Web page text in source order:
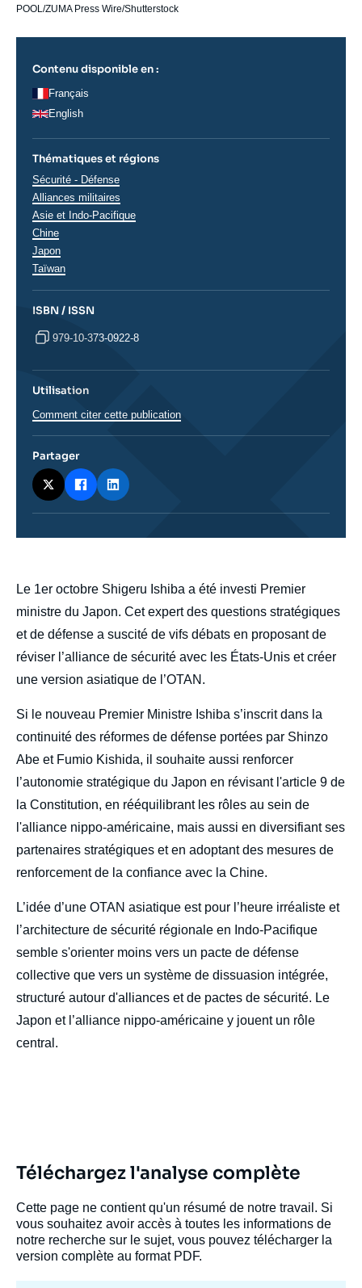
POOL/ZUMA Press Wire/Shutterstock
body
Le 1er octobre Shigeru Ishiba a été investi Premier
ministre du Japon. Cet expert des questions stratégiques
et de défense a suscité de vifs débats en proposant de
réviser l’alliance de sécurité avec les États-Unis et créer
une version asiatique de l’OTAN.
Si le nouveau Premier Ministre Ishiba s’inscrit dans la
continuité des réformes de défense portées par Shinzo
Abe et Fumio Kishida, il souhaite aussi renforcer
l’autonomie stratégique du Japon en révisant l'article 9 de
la Constitution, en rééquilibrant les rôles au sein de
l'alliance nippo-américaine, mais aussi en diversifiant ses
partenaires stratégiques et en adoptant des mesures de
renforcement de la confiance avec la Chine.
L’idée d’une OTAN asiatique est pour l’heure irréaliste et
l’architecture de sécurité régionale en Indo-Pacifique
semble s'orienter moins vers un pacte de défense
collective que vers un système de dissuasion intégrée,
structuré autour d'alliances et de pactes de sécurité. Le
Japon et l’alliance nippo-américaine y jouent un rôle
central.
Contenu disponible en :
Français
English
Thématiques et régions
Thématiques
analyses
Sécurité - Défense
Alliances militaires
Régions
Asie et Indo-Pacifique
Chine
Japon
Taïwan
ISBN / ISSN
979-10-373-0922-8
Utilisation
Comment citer cette publication
Partager
Téléchargez l'analyse complète
Cette page ne contient qu'un résumé de notre travail. Si
vous souhaitez avoir accès à toutes les informations de
notre recherche sur le sujet, vous pouvez télécharger la
version complète au format PDF.